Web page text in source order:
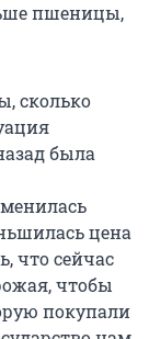
пшеницы,
сколько
была
цена
что сейчас
чтобы
покупали